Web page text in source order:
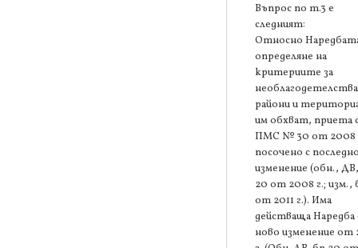
Въпрос по т.3 е
следният:
Относно
определяне на
критериите за
райони и
им обхват, приета
ПМС № 30 от 2008
посочено с
изменение (обн.,
20 от 2008 г.; изм.,
от 2011 г.). Има
действаща Наредба
ново изменение от